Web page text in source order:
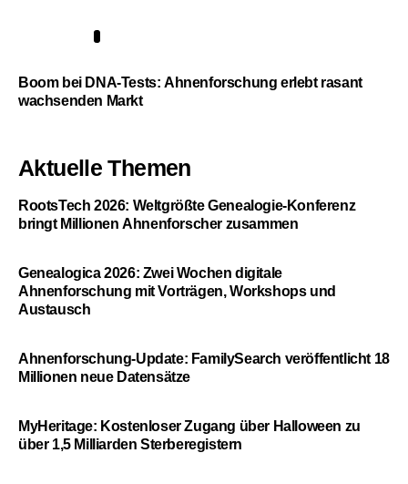
Boom bei DNA-Tests: Ahnenforschung erlebt rasant
wachsenden Markt
Aktuelle Themen
RootsTech 2026: Weltgrößte Genealogie-Konferenz
bringt Millionen Ahnenforscher zusammen
Genealogica 2026: Zwei Wochen digitale
Ahnenforschung mit Vorträgen, Workshops und
Austausch
Ahnenforschung-Update: FamilySearch veröffentlicht 18
Millionen neue Datensätze
MyHeritage: Kostenloser Zugang über Halloween zu
über 1,5 Milliarden Sterberegistern